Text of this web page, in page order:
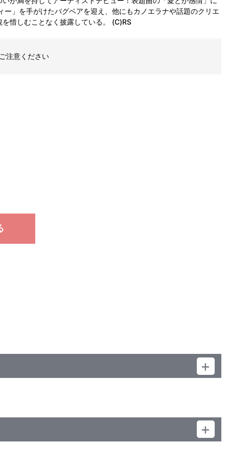
」を手がけたバグベアを迎え、他にもカノエラナや話題のクリエ
惜しむことなく披露している。 (C)RS
注意ください